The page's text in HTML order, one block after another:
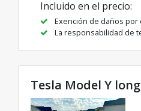
Incluido en el precio:
Exención de daños por
La responsabilidad de
Tesla Model Y